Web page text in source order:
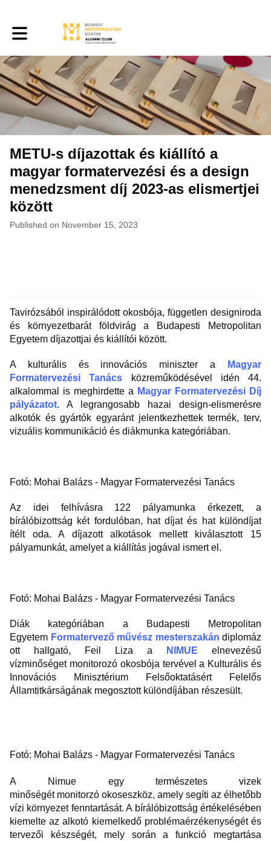
Toggle main navigation
METU-s díjazottak és kiállító a
magyar formatervezési és a design
menedzsment díj 2023-as elismertjei
között
Published on November 15, 2023
Tavirózsából inspirálódott okosbója, független designiroda
és környezetbarát földvirág a Budapesti Metropolitan
Egyetem díjazottjai és kiállítói között.
A kulturális és innovációs miniszter a
Magyar
Formatervezési Tanács közreműködésével idén 44.
alkalommal is meghirdette a Magyar Formatervezési Díj
pályázatot. A legrangosabb hazai design-elismerésre
alkotók és gyártók egyaránt jelentkezhettek termék, terv,
vizuális kommunikáció és diákmunka kategóriában.
Fotó: Mohai Balázs - Magyar Formatervezési Tanács
Az idei felhívásra 122 pályamunka érkezett, a
bírálóbizottság két fordulóban, hat díjat és hat különdíjat
ítélt oda. A díjazott alkotások mellett kiválasztott 15
pályamunkát, amelyet a kiállítás jogával ismert el.
Fotó: Mohai Balázs - Magyar Formatervezési Tanács
Diák kategóriában a Budapesti Metropolitan
Egyetem Formatervező művész mesterszakán diplomáz
ott hallgató, Feil Liza a
NIMUE elnevezésű
vízminőséget monitorozó okosbója tervével a Kulturális és
Innovációs Minisztérium Felsőoktatásért Felelős
Államtitkárságának megosztott különdíjában részesült.
Fotó: Mohai Balázs - Magyar Formatervezési Tanács
A Nimue egy természetes vizek
minőségét monitorzó okoseszköz, amely segíti az élhetőbb
vízi környezet fenntartását. A bírálóbizottság értékelésében
kiemelte az alkotó kiemelkedő problémaérzékenységét és
tervezői készségét, mely során a funkció megtartása